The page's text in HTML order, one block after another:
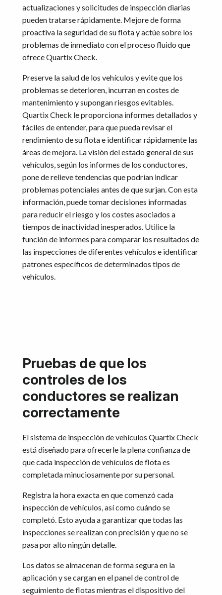
actualizaciones y solicitudes de inspección diarias
pueden tratarse rápidamente. Mejore de forma
proactiva la seguridad de su flota y actúe sobre los
problemas de inmediato con el proceso fluido que
ofrece Quartix Check.
Preserve la salud de los vehículos y evite que los
problemas se deterioren, incurran en costes de
mantenimiento y supongan riesgos evitables.
Quartix Check le proporciona informes detallados y
fáciles de entender, para que pueda revisar el
rendimiento de su flota e identificar rápidamente las
áreas de mejora. La visión del estado general de sus
vehículos, según los informes de los conductores,
pone de relieve tendencias que podrían indicar
problemas potenciales antes de que surjan. Con esta
información, puede tomar decisiones informadas
para reducir el riesgo y los costes asociados a
tiempos de inactividad inesperados. Utilice la
función de informes para comparar los resultados de
las inspecciones de diferentes vehículos e identificar
patrones específicos de determinados tipos de
vehículos.
Pruebas de que los
controles de los
conductores se realizan
correctamente
El sistema de inspección de vehículos Quartix Check
está diseñado para ofrecerle la plena confianza de
que cada inspección de vehículos de flota es
completada minuciosamente por su personal.
Registra la hora exacta en que comenzó cada
inspección de vehículos, así como cuándo se
completó. Esto ayuda a garantizar que todas las
inspecciones se realizan con precisión y que no se
pasa por alto ningún detalle.
Los datos se almacenan de forma segura en la
aplicación y se cargan en el panel de control de
seguimiento de flotas mientras el dispositivo del